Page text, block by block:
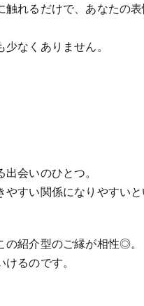
れるだけで、あなたの
なくありません。
会いのひとつ。
すい関係になりやすいと
紹介型のご縁が相性◎。
るのです。